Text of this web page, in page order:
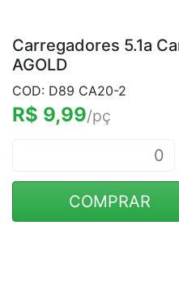
Carregadores 5.1a
AGOLD
COD: D89 CA20-2
R$ 9,99/pç
COMPRAR